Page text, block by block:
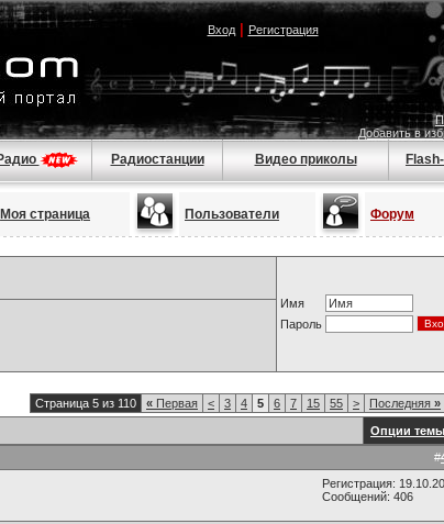
Вход| Регистрация
Добавить в
Радиостанции Видео приколы
Моя страница Пользователи Форум
Имя
Пароль
Страница 5 из 110 « Первая < 3 4 5 6 7 15 55 > Последняя »
Опции темы
#
Регистрация:
Сообщений: 406